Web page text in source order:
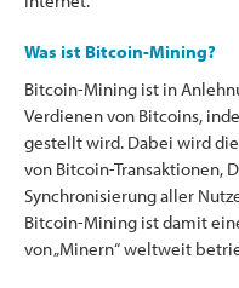
Was ist Bitcoin-Mining?
Bitcoin-Mining ist in
Verdienen von Bitcoins,
gestellt wird. Dabei wird
von Bitcoin-Transaktionen,
Synchronisierung aller
Bitcoin-Mining ist damit
von „Minern“ weltweit